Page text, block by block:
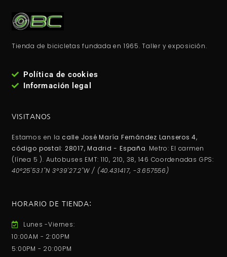
Tienda de bicicletas fundada en 1965. Taller y exposición.
Política de cookies
Información legal
VISITANOS
Estamos en la calle José María Fernández Lanseros 4,
código postal: 28017, Madrid - España. Metro: El carmen
(línea 5 ). Autobuses EMT: 110, 210, 38, 146 Coordenadas GPS:
40°25'53.1"N 3°39'27.2"W / (40.431417, -3.657556)
HORARIO DE TIENDA:
Lunes -Viernes:
10:00AM - 2:00PM
5:00PM - 20:00PM